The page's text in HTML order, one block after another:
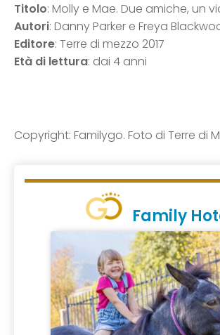
Titolo: Molly e Mae. Due amiche, un
Autori: Danny Parker e Freya
Editore: Terre di mezzo 2017
Età di lettura: dai 4 anni
Copyright: Familygo. Foto di Terre di
Family